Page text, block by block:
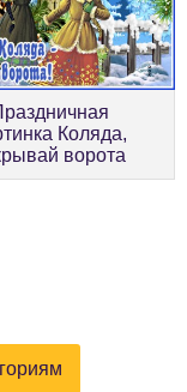
Коляда,
ворота